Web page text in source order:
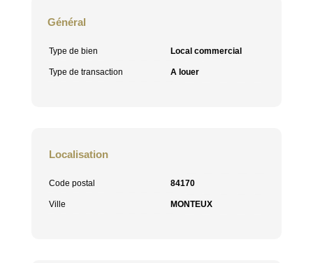
Général
Type de bien Local commercial
Type de transaction A louer
Localisation
Code postal 84170
Ville MONTEUX